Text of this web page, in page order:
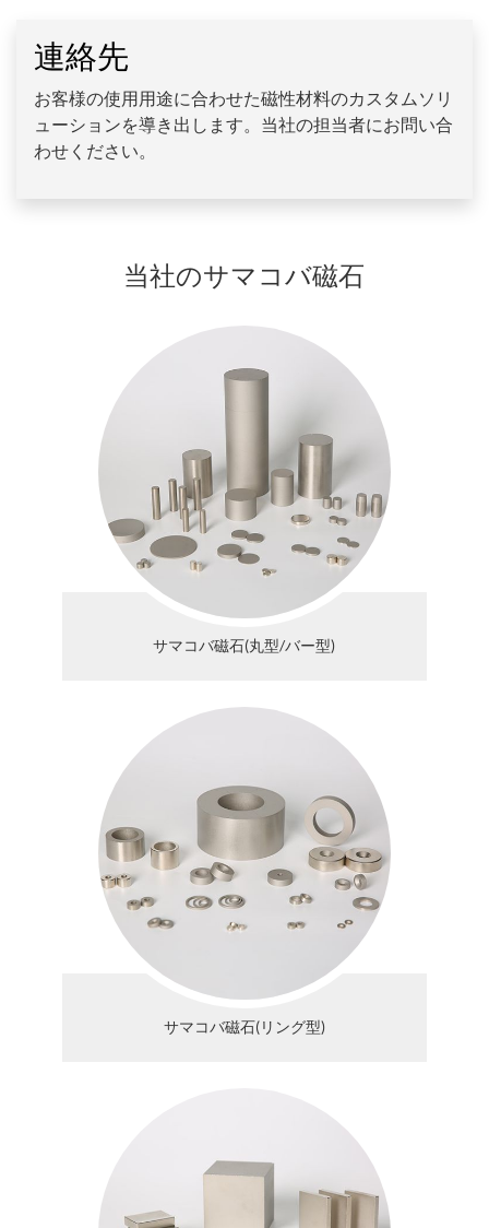
連絡先
お客様の使用用途に合わせた磁性材料のカスタムソリ
ューションを導き出します。当社の担当者にお問い合
わせください。
当社のサマコバ磁石
サマコバ磁石(丸型/バー型)
サマコバ磁石(リング型)